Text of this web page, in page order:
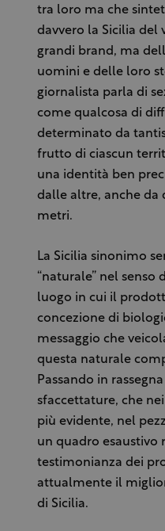
tra loro ma che
davvero la Sicilia del
grandi brand, ma
uomini e delle loro
giornalista parla di
come qualcosa di
determinato da
frutto di ciascun
una identità ben
dalle altre, anche da
metri.
La Sicilia sinonimo
“naturale” nel senso
luogo in cui il
concezione di
messaggio che
questa naturale
Passando in
sfaccettature, che
più evidente, nel
un quadro esaustivo
testimonianza dei
attualmente il
di Sicilia.